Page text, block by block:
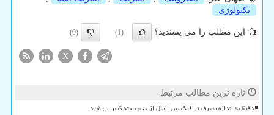
تكنولوژی
این مطلب را می پسندید؟ (1)
(0)
X
تازه ترین مطالب مرتبط
دقیقا به اندازه مصرف ترافیک بین الملل از حجم بسته کسر می شود